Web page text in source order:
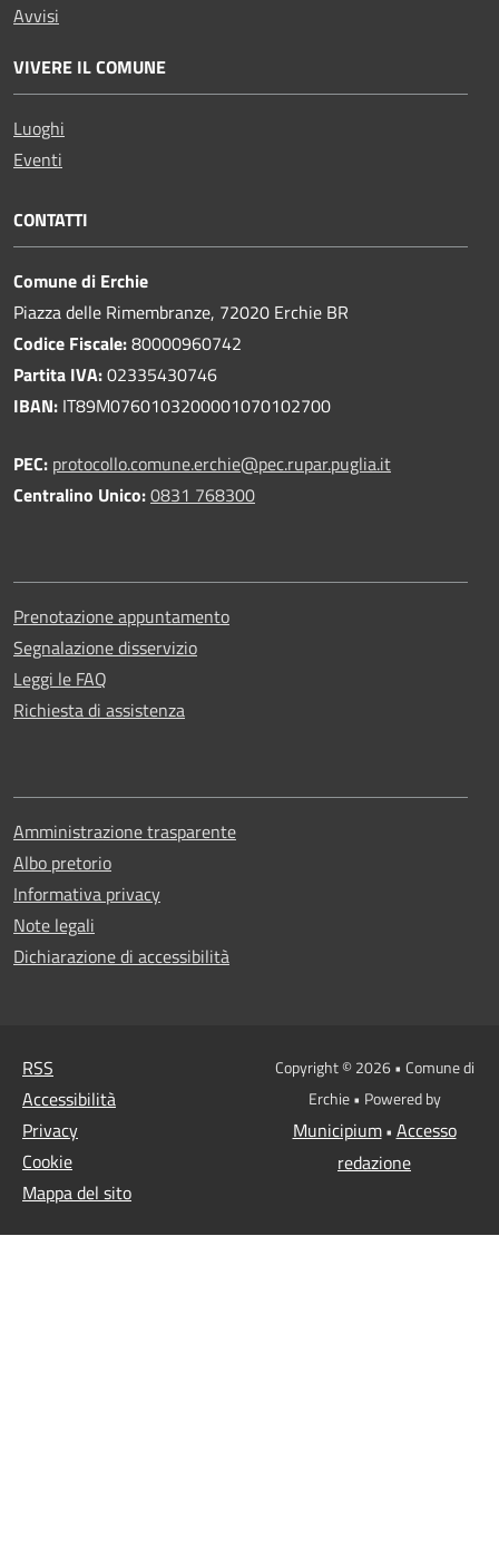
Avvisi
VIVERE IL COMUNE
Luoghi
Eventi
CONTATTI
Comune di Erchie
Piazza delle Rimembranze, 72020 Erchie BR
Codice Fiscale:80000960742
Partita IVA:02335430746
IBAN: IT89M0760103200001070102700
PEC: protocollo.comune.erchie@pec.rupar.puglia.it
Centralino Unico:0831 768300
Prenotazione appuntamento
Segnalazione disservizio
Leggi le FAQ
Richiesta di assistenza
Amministrazione trasparente
Albo pretorio
Informativa privacy
Note legali
Dichiarazione di accessibilità
RSS
Accessibilità
Privacy
Cookie
Mappa del sito
Copyright © 2026 • Comune di
Erchie • Powered by
Municipium• Accesso
redazione